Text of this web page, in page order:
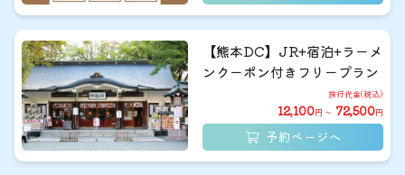
【熊本DC】JR+宿泊+ラーメ
ンクーポン付きフリープラン
12,100円 ～ 72,500円
予約ページへ